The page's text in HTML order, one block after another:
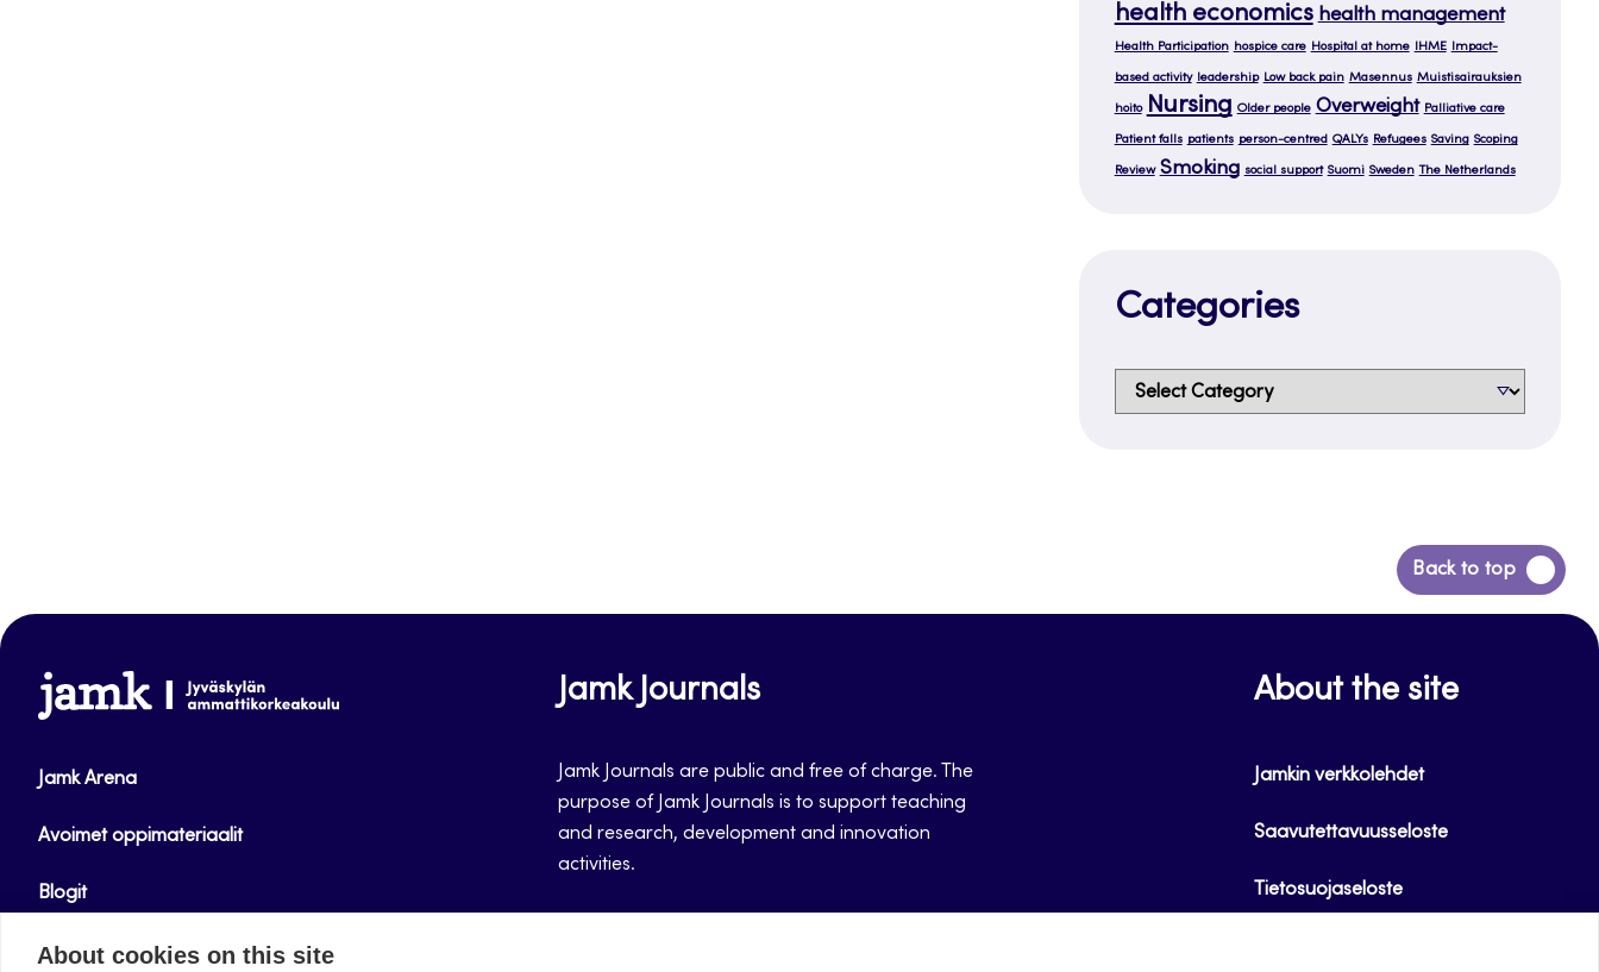
health economics health management
Health Participation hospice care Hospital at home IHME Impact-
based activity leadership Low back pain Masennus Muistisairauksien
hoito Nursing Older people Overweight Palliative care
Patient falls patients person-centred QALYs Refugees Saving Scoping
Review Smoking social support Suomi Sweden The Netherlands
Categories
Categories
Back to top
Back
to
www.jamk.fi
Jamk Arena
Avoimet oppimateriaalit
Blogit
Helpdesk
Jamk Journals
Jamk Journals are public and free of charge. The
purpose of Jamk Journals is to support teaching
and research, development and innovation
activities.
About the site
Jamkin verkkolehdet
Saavutettavuusseloste
Tietosuojaseloste
About cookies on this site